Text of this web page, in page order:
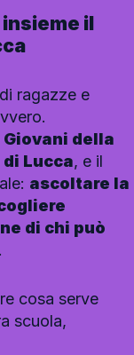
il
ragazze e
della
Lucca, e il
ascoltare la
di chi può
.
cosa serve
scuola,